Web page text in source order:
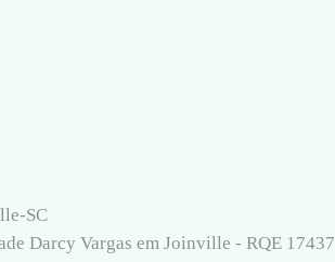
SC
Darcy Vargas em Joinville - RQE 17437